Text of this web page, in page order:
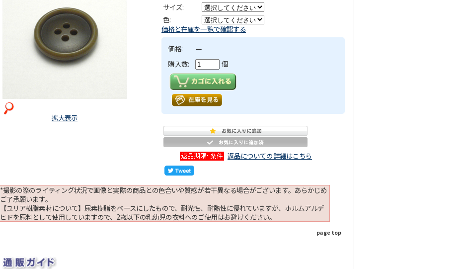
拡大表示
サイズ:
色:
価格と在庫を一覧で確認する
価格:
－
購入数: 個
返品についての詳細はこちら
*撮影の際のライティング状況で画像と実際の商品との色合いや質感が若干異なる場合がございます。あらかじめ
ご了承願います。
【ユリア樹脂素材について】尿素樹脂をベースにしたもので、耐光性、耐熱性に優れていますが、ホルムアルデ
ヒドを原料として使用していますので、2歳以下の乳幼児の衣料へのご使用はお避けください。
page top